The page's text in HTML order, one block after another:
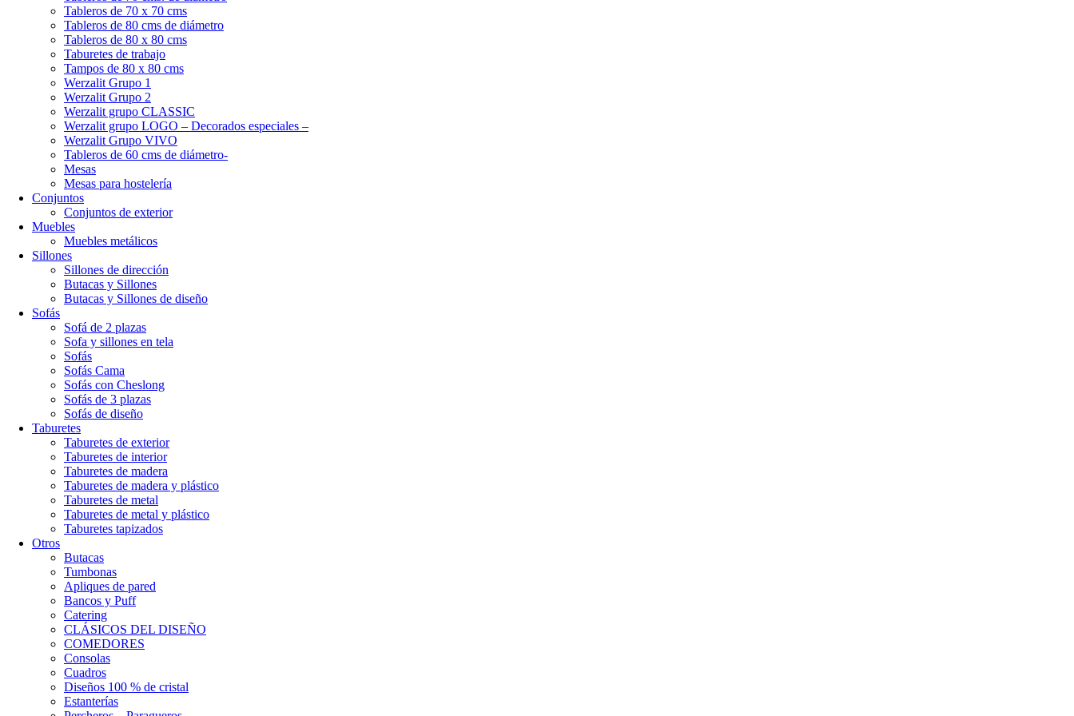
Tableros de 70 x 70 cms
Tableros de 80 cms de diámetro
Tableros de 80 x 80 cms
Taburetes de trabajo
Tampos de 80 x 80 cms
Werzalit Grupo 1
Werzalit Grupo 2
Werzalit grupo CLASSIC
Werzalit grupo LOGO – Decorados especiales –
Werzalit Grupo VIVO
Tableros de 60 cms de diámetro-
Mesas
Mesas para hostelería
Conjuntos
Conjuntos de exterior
Muebles
Muebles metálicos
Sillones
Sillones de dirección
Butacas y Sillones
Butacas y Sillones de diseño
Sofás
Sofá de 2 plazas
Sofa y sillones en tela
Sofás
Sofás Cama
Sofás con Cheslong
Sofás de 3 plazas
Sofás de diseño
Taburetes
Taburetes de exterior
Taburetes de interior
Taburetes de madera
Taburetes de madera y plástico
Taburetes de metal
Taburetes de metal y plástico
Taburetes tapizados
Otros
Butacas
Tumbonas
Apliques de pared
Bancos y Puff
Catering
CLÁSICOS DEL DISEÑO
COMEDORES
Consolas
Cuadros
Diseños 100 % de cristal
Estanterías